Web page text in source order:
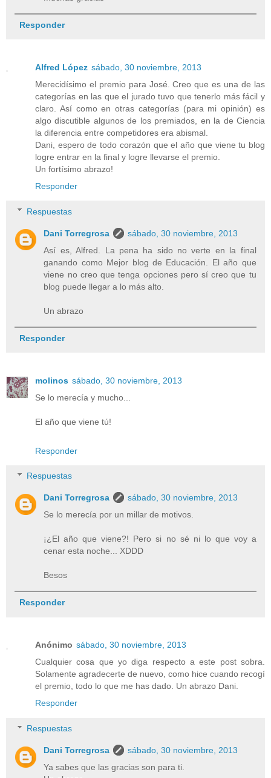
Responder
Alfred López sábado, 30 noviembre, 2013
Merecidísimo el premio para José. Creo que es una de las
categorías en las que el jurado tuvo que tenerlo más fácil y
claro. Así como en otras categorías (para mi opinión) es
algo discutible algunos de los premiados, en la de Ciencia
la diferencia entre competidores era abismal.
Dani, espero de todo corazón que el año que viene tu blog
logre entrar en la final y logre llevarse el premio.
Un fortísimo abrazo!
Responder
Respuestas
Dani Torregrosa
sábado, 30 noviembre, 2013
Así es, Alfred. La pena ha sido no verte en la final
ganando como Mejor blog de Educación. El año que
viene no creo que tenga opciones pero sí creo que tu
blog puede llegar a lo más alto.
Un abrazo
Responder
molinos sábado, 30 noviembre, 2013
Se lo merecía y mucho...
El año que viene tú!
Responder
Respuestas
Dani Torregrosa
sábado, 30 noviembre, 2013
Se lo merecía por un millar de motivos.
¡¿El año que viene?! Pero si no sé ni lo que voy a
cenar esta noche... XDDD
Besos
Responder
Anónimo sábado, 30 noviembre, 2013
Cualquier cosa que yo diga respecto a este post sobra.
Solamente agradecerte de nuevo, como hice cuando recogí
el premio, todo lo que me has dado. Un abrazo Dani.
Responder
Respuestas
Dani Torregrosa
sábado, 30 noviembre, 2013
Ya sabes que las gracias son para ti.